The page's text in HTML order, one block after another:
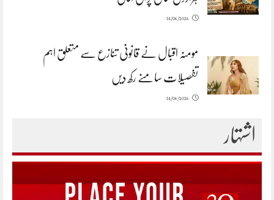
14/06/2026
مومنہ اقبال نے قانونی تنازع سے متعلق اہم
تفصیلات سامنے رکھ دیں
14/06/2026
اشتہار